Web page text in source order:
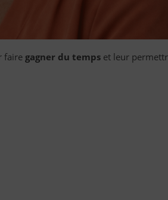
faire gagner du temps et leur